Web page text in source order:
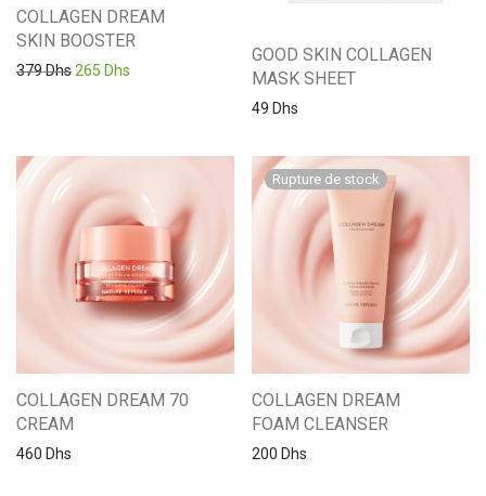
COLLAGEN DREAM
SKIN BOOSTER
379Dhs Le prix initial était : 379 Dhs.
265 Dhs Le prix actuel est : 265 Dhs.
GOOD SKIN COLLAGEN
MASK SHEET
49 Dhs
COLLAGEN DREAM 70
CREAM
460 Dhs
COLLAGEN DREAM
FOAM CLEANSER
200 Dhs